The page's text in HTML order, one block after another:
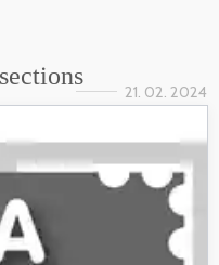
21. 02. 2024